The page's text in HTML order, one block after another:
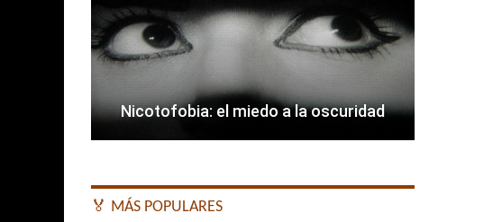
Nicotofobia: el miedo a la oscuridad
🏅 MÁS POPULARES